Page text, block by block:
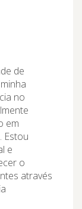
de
no
em
Estou
e
o
através